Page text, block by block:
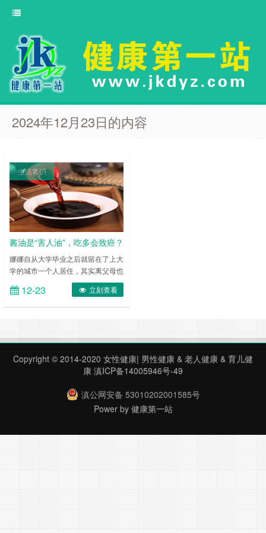
2024年12月23日的内容
生活常识
酱油是“害人油”，吃多会致癌？
瓶身有这4个字不能用
娜娜自从大学毕业之后就留在了上大
学的城市一个人居住，其实离父母也
不算很远。 周末休息的时候，娜娜
的父母来看她，刚好这几天她学会了
新菜，所以就想给父母露一手。 在
往菜里面倒酱油的时候皱起了眉头，
还是没忍住说：“以后这酱油你炒菜
的时候还是少用吧，我听网上说酱油
吃多了容易致癌。” ……
12-23 立刻查看
Copyright © 2014-2020 女性健康| 男性健康 & 老人健康 & 育儿健
康 滇ICP备14005946号-49
滇公网安备 53010202001585号
Power by 健康第一站